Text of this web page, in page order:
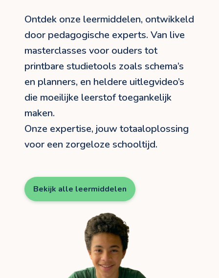
Ontdek onze leermiddelen, ontwikkeld
door pedagogische experts. Van live
masterclasses voor ouders tot
printbare studietools zoals schema’s
en planners, en heldere uitlegvideo’s
die moeilijke leerstof toegankelijk
maken.
Onze expertise, jouw totaaloplossing
voor een zorgeloze schooltijd.
Bekijk alle leermiddelen